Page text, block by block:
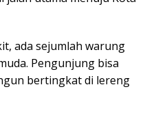
ada sejumlah warung
Pengunjung bisa
bertingkat di lereng